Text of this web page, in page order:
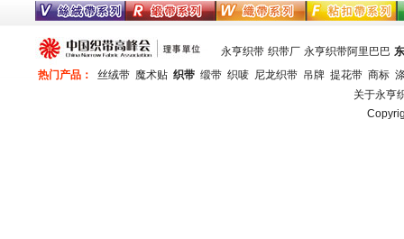
永亨织带 织带厂 永亨织带阿里巴巴
热门产品：
丝绒带 魔术贴 织带 缎带 织唛 尼龙织带 吊牌 提花带 商标
关于永亨